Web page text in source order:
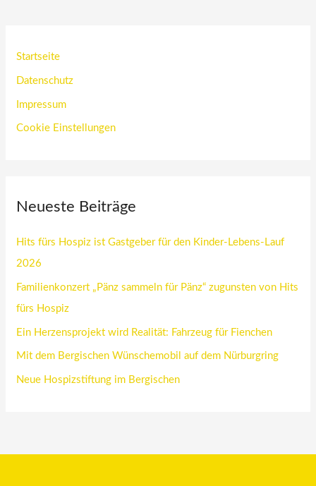
Startseite
Datenschutz
Impressum
Cookie Einstellungen
Neueste Beiträge
Hits fürs Hospiz ist Gastgeber für den Kinder-Lebens-Lauf
2026
Familienkonzert „Pänz sammeln für Pänz“ zugunsten von Hits
fürs Hospiz
Ein Herzensprojekt wird Realität: Fahrzeug für Fienchen
Mit dem Bergischen Wünschemobil auf dem Nürburgring
Neue Hospizstiftung im Bergischen